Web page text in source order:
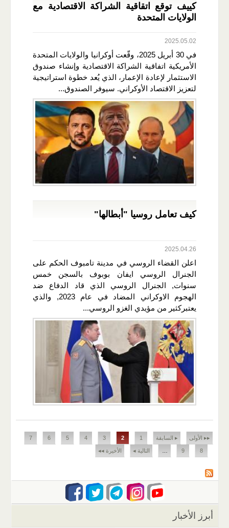
كييف توقع اتقاقية الشراكة الاقتصادية مع
الولايات المتحدة
2025.05.02
في 30 أبريل 2025، وقّعت أوكرانيا والولايات المتحدة
الأمريكية اتفاقية الشراكة الاقتصادية وإنشاء صندوق
الاستثمار لإعادة الإعمار، الذي يُعد خطوة استراتيجية
لتعزيز الاقتصاد الأوكراني. سيوفر الصندوق...
كيف تعامل روسيا "أبطالها"
2025.04.26
اعلن القضاء الروسي في مدينة تامبوف الحكم على
الجنرال الروسي ايفان بوبوف بالسجن خمس
سنوات, الجنرال الروسي الذي قاد الدفاع ضد
الهجوم الاوكراني المضاد في عام 2023, والذي
يعتبركثير من مؤيدي الغزو الروسي...
الصفحات
▸▸ الأولى ▸ السابقة 1
2
3
4
5
6
7
8
9 التالية ◂ الأخيرة ◂◂
أبرز الأخبار